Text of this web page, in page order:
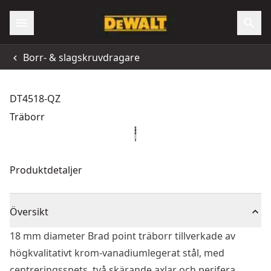
Borr- & slagskruvdragare
DT4518-QZ
Träborr
Produktdetaljer
Översikt
18 mm diameter Brad point träborr tillverkade av
högkvalitativt krom-vanadiumlegerat stål, med